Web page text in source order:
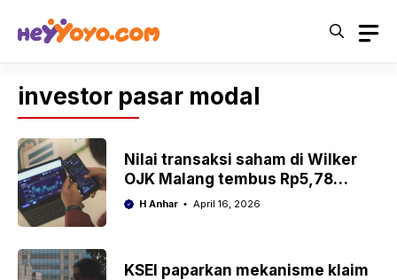
investor pasar modal
Nilai transaksi saham di Wilker
OJK Malang tembus Rp5,78
triliun per Februari
H Anhar April 16, 2026
KSEI paparkan mekanisme klaim